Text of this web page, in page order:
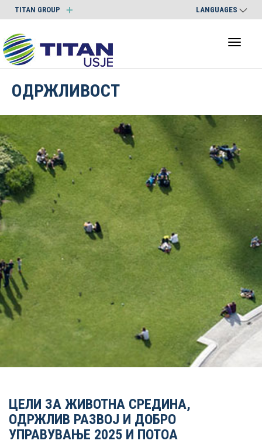
TITAN GROUP LANGUAGES
ОДРЖЛИВОСТ
ЦЕЛИ ЗА ЖИВОТНА СРЕДИНА,
ОДРЖЛИВ РАЗВОЈ И ДОБРО
УПРАВУВАЊЕ 2025 И ПОТОА